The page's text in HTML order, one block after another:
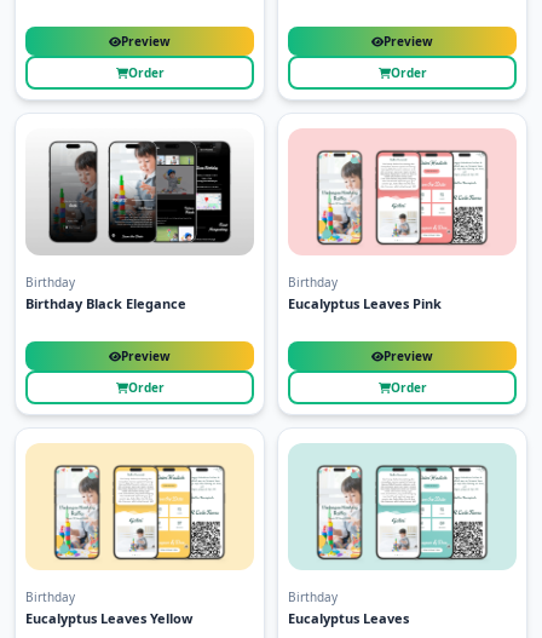
Preview
Order
Preview
Order
Birthday
Birthday Black Elegance
Preview
Order
Birthday
Eucalyptus Leaves Pink
Preview
Order
Birthday
Eucalyptus Leaves Yellow
Birthday
Eucalyptus Leaves